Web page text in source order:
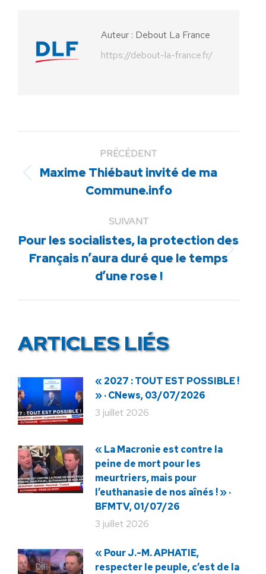
Auteur : Debout La France
https://debout-la-france.fr/
PRÉCÉDENT
Article
précédent
Maxime Thiébaut invité de ma
Commune.info
SUIVANT
Article
Pour les socialistes, la protection des
Français n’aura duré que le temps
d’une rose !
ARTICLES LIÉS
« 2027 : TOUT EST POSSIBLE !
» · CNews, 03/07/2026
3 juillet 2026
« La Macronie est contre la
peine de mort pour les
meurtriers, mais pour
l’euthanasie de nos aînés ! » ·
BFMTV, 01/07/26
3 juillet 2026
« Pour J.-M. APHATIE,
respecter le peuple, c’est de la